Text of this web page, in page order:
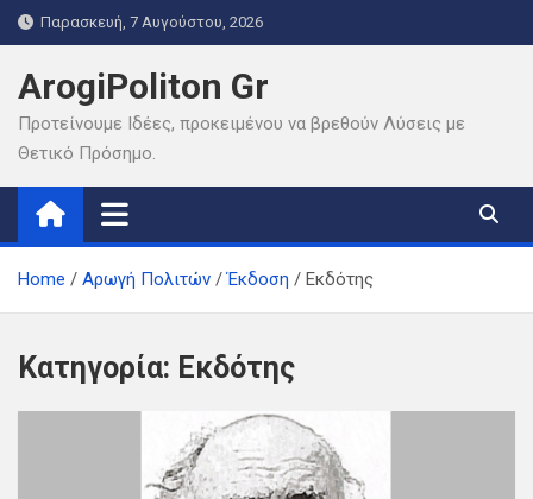
Skip
to
content
Παρασκευή, 7 Αυγούστου, 2026
ArogiPoliton Gr
Προτείνουμε Ιδέες, προκειμένου να βρεθούν Λύσεις με
Θετικό Πρόσημο.
Home Αρωγή Πολιτών Έκδοση Εκδότης
Κατηγορία: Εκδότης